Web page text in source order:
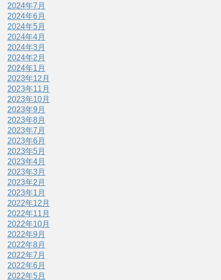
2024年7月
2024年6月
2024年5月
2024年4月
2024年3月
2024年2月
2024年1月
2023年12月
2023年11月
2023年10月
2023年9月
2023年8月
2023年7月
2023年6月
2023年5月
2023年4月
2023年3月
2023年2月
2023年1月
2022年12月
2022年11月
2022年10月
2022年9月
2022年8月
2022年7月
2022年6月
2022年5月